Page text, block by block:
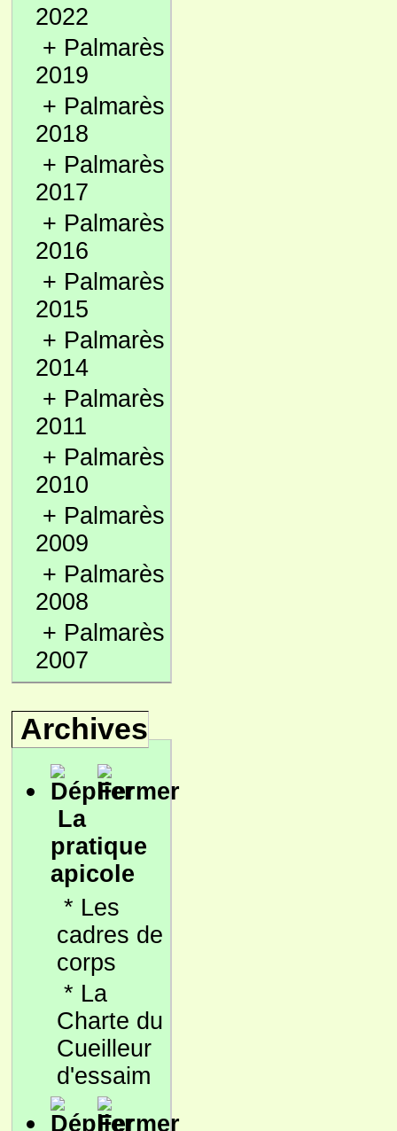
2022
+ Palmarès
2019
+ Palmarès
2018
+ Palmarès
2017
+ Palmarès
2016
+ Palmarès
2015
+ Palmarès
2014
+ Palmarès
2011
+ Palmarès
2010
+ Palmarès
2009
+ Palmarès
2008
+ Palmarès
2007
Archives
La
pratique
apicole
* Les
cadres de
corps
* La
Charte du
Cueilleur
d'essaim